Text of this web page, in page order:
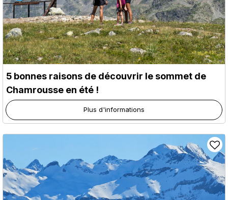
5 bonnes raisons de découvrir le sommet de
Chamrousse en été !
Plus d'informations